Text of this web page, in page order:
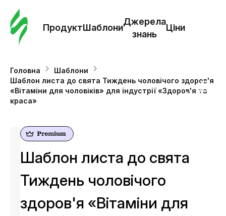
ПродуктШаблони
Джерела
знань
Ціни
Головна
Шаблони
Шаблон листа до свята Тиждень чоловічого здоров'я
«Вітаміни для чоловіків» для індустрії «Здоров'я та
краса»
Шаблон листа до свята
Тиждень чоловічого
здоров'я «Вітаміни для